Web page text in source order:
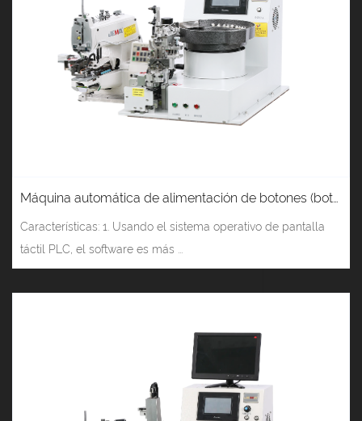
Máquina automática de alimentación de botones (botón vertical) tipo cilindro JM-917
Características: 1. Usando el sistema operativo de pantalla
táctil PLC, el software es más ...